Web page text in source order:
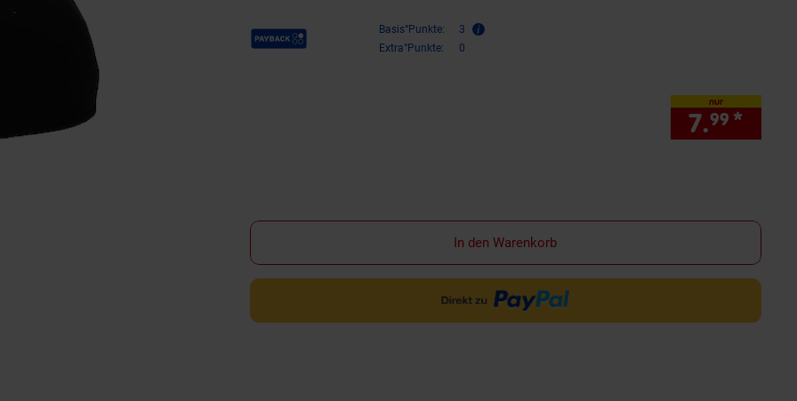
Payback Punkte Basis°Punkte:
3
Extra°Punkte:
0
nur
7.99 *
In den Warenkorb